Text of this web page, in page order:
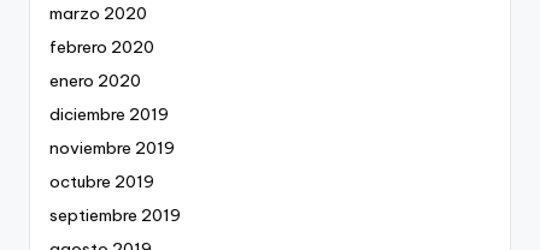
marzo 2020
febrero 2020
enero 2020
diciembre 2019
noviembre 2019
octubre 2019
septiembre 2019